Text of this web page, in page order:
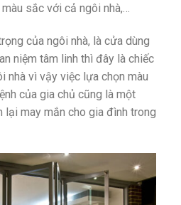
sắc với cả ngôi nhà,…
của ngôi nhà, là cửa dùng
niệm tâm linh thì đây là chiếc
nhà vì vậy việc lựa chọn màu
của gia chủ cũng là một
may mắn cho gia đình trong